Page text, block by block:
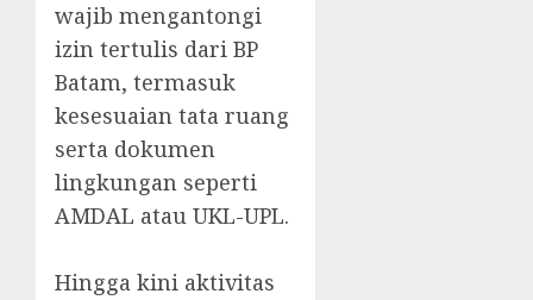
wajib mengantongi
izin tertulis dari BP
Batam, termasuk
kesesuaian tata ruang
serta dokumen
lingkungan seperti
AMDAL atau UKL-UPL.
‎Hingga kini aktivitas